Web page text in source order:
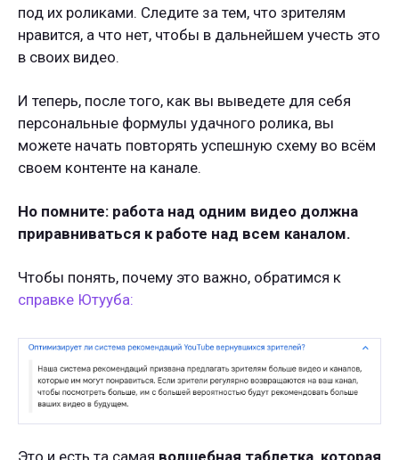
под их роликами. Следите за тем, что зрителям
нравится, а что нет, чтобы в дальнейшем учесть это
в своих видео.
И теперь, после того, как вы выведете для себя
персональные формулы удачного ролика, вы
можете начать повторять успешную схему во всём
своем контенте на канале.
Но помните: работа над одним видео должна
приравниваться к работе над всем каналом.
Чтобы понять, почему это важно, обратимся к
справке Ютууба: